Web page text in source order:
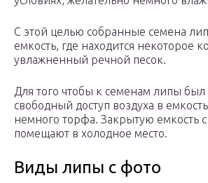
С этой целью собранные семена
емкость, где находится некоторое
увлажненный речной песок.
Для того чтобы к семенам липы был
свободный доступ воздуха в
немного торфа. Закрытую емкость
помещают в холодное место.
Виды липы с фото